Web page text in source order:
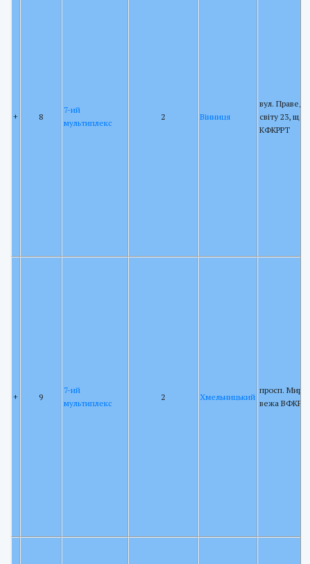
+ 8
7-ий
мультиплекс
2 Вінниця
вул.
світу 23,
КФКРРТ
+ 9
7-ий
мультиплекс
2 Хмельницький
просп. Миру
вежа